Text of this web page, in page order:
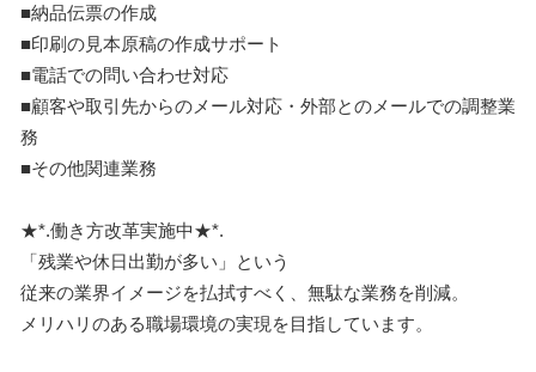
■納品伝票の作成
■印刷の見本原稿の作成サポート
■電話での問い合わせ対応
■顧客や取引先からのメール対応・外部とのメールでの調整業
務
■その他関連業務
★*.働き方改革実施中★*.
「残業や休日出勤が多い」という
従来の業界イメージを払拭すべく、無駄な業務を削減。
メリハリのある職場環境の実現を目指しています。